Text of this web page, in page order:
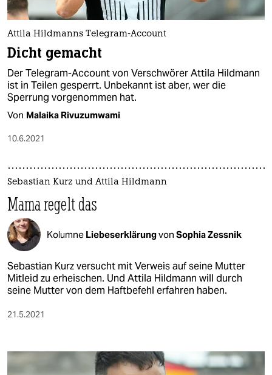
Attila Hildmanns Telegram-Account
Dicht gemacht
Der Telegram-Account von Verschwörer Attila Hildmann ​
ist in Teilen gesperrt​. Unbekannt ist aber, wer die
Sperrung vorgenommen hat.
Von Malaika Rivuzumwami
10.6.2021
Sebastian Kurz und Attila Hildmann
Mama regelt das
Kolumne Liebeserklärungvon Sophia Zessnik
Sebastian Kurz versucht mit Verweis auf seine Mutter
Mitleid zu erheischen. Und Attila Hildmann will durch
seine Mutter von dem Haftbefehl erfahren haben.
21.5.2021